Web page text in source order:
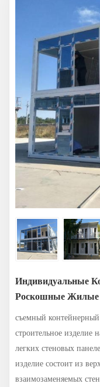
Индивидуальные
Роскошные Жилые
съемный контейнерный
строительное изделие
легких стеновых
изделие состоит из
взаимозаменяемых